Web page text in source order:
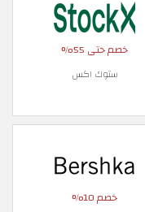
خصم حتى 55%
ستوك اكس
خصم 10%